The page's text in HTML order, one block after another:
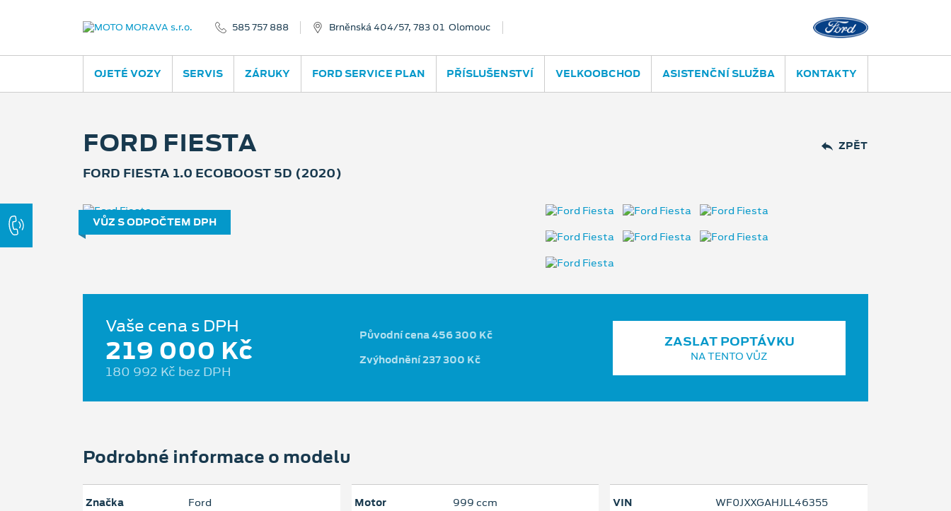
585 757 888 Brněnská 404/57, 783 01 Olomouc
OJETÉ VOZY SERVIS ZÁRUKY FORD SERVICE PLAN PŘÍSLUŠENSTVÍ VELKOOBCHOD ASISTENČNÍ SLUŽBA KONTAKTY
ZPĚT
FORD FIESTA
FORD FIESTA 1.0 ECOBOOST 5D (2020)
VŮZ S ODPOČTEM DPH
Vaše cena s DPH
219 000 Kč
180 992 Kč bez DPH
Původní cena 456 300 Kč
Zvýhodnění 237 300 Kč
ZASLAT POPTÁVKU
NA TENTO VŮZ
Podrobné informace o modelu
Značka Ford Motor 999 ccm VIN WF0JXXGAHJLL46355